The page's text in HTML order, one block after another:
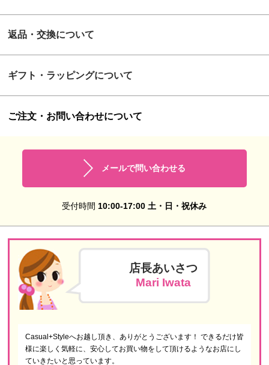
返品・交換について
ギフト・ラッピングについて
ご注文・お問い合わせについて
メールで問い合わせる
受付時間 10:00-17:00 土・日・祝休み
店長あいさつ
Mari Iwata
Casual+Styleへお越し頂き、ありがとうございます！ できるだけ皆
様に楽しく気軽に、安心してお買い物をして頂けるようなお店にし
ていきたいと思っています。